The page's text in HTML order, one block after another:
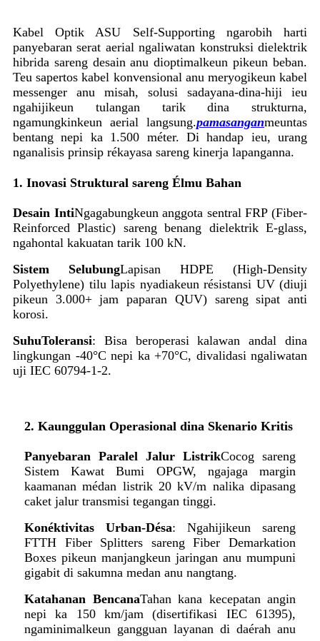
Kabel Optik ASU Self-Supporting ngarobih harti
panyebaran serat aerial ngaliwatan konstruksi dielektrik
hibrida sareng desain anu dioptimalkeun pikeun beban.
Teu sapertos kabel konvensional anu meryogikeun kabel
messenger anu misah, solusi sadayana-dina-hiji ieu
ngahijikeun tulangan tarik dina strukturna,
ngamungkinkeun aerial langsung.pamasanganmeuntas
bentang nepi ka 1.500 méter. Di handap ieu, urang
nganalisis prinsip rékayasa sareng kinerja lapanganna.
1. Inovasi Struktural sareng Élmu Bahan
Desain IntiNgagabungkeun anggota sentral FRP (Fiber-
Reinforced Plastic) sareng benang dielektrik E-glass,
ngahontal kakuatan tarik 100 kN.
Sistem SelubungLapisan HDPE (High-Density
Polyethylene) tilu lapis nyadiakeun résistansi UV (diuji
pikeun 3.000+ jam paparan QUV) sareng sipat anti
korosi.
SuhuToleransi: Bisa beroperasi kalawan andal dina
lingkungan -40°C nepi ka +70°C, divalidasi ngaliwatan
uji IEC 60794-1-2.
2. Kaunggulan Operasional dina Skenario Kritis
Panyebaran Paralel Jalur ListrikCocog sareng
Sistem Kawat Bumi OPGW, ngajaga margin
kaamanan médan listrik 20 kV/m nalika dipasang
caket jalur transmisi tegangan tinggi.
Konéktivitas Urban-Désa: Ngahijikeun sareng
FTTH Fiber Splitters sareng Fiber Demarkation
Boxes pikeun manjangkeun jaringan anu mumpuni
gigabit di sakumna medan anu nangtang.
Katahanan BencanaTahan kana kecepatan angin
nepi ka 150 km/jam (disertifikasi IEC 61395),
ngaminimalkeun gangguan layanan di daérah anu